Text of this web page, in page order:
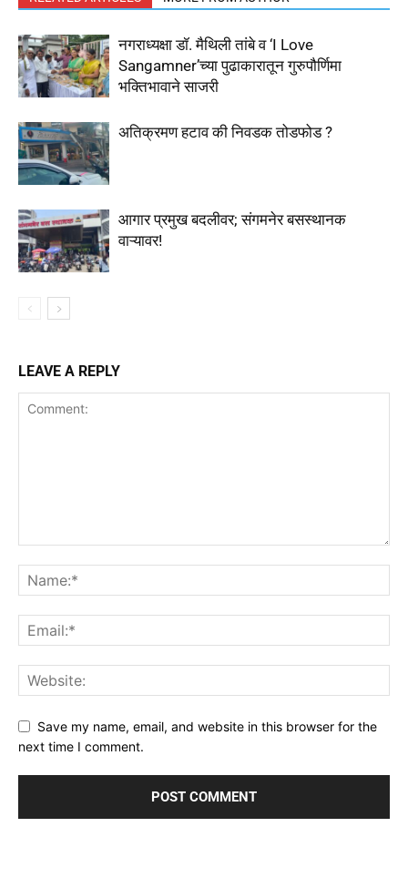
नगराध्यक्षा डॉ. मैथिली तांबे व ‘I Love
Sangamner’च्या पुढाकारातून गुरुपौर्णिमा
भक्तिभावाने साजरी
अतिक्रमण हटाव की निवडक तोडफोड ?
आगार प्रमुख बदलीवर; संगमनेर बसस्थानक
वाऱ्यावर!
LEAVE A REPLY
Save my name, email, and website in this browser for the
next time I comment.